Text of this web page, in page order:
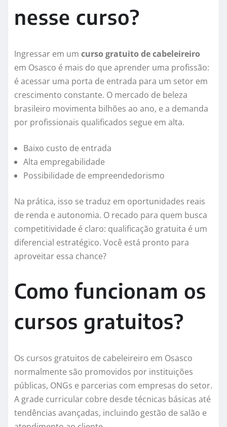
nesse curso?
Ingressar em um curso gratuito de cabeleireiro
em Osasco é mais do que aprender uma profissão:
é acessar uma porta de entrada para um setor em
crescimento constante. O mercado de beleza
brasileiro movimenta bilhões ao ano, e a demanda
por profissionais qualificados segue em alta.
Baixo custo de entrada
Alta empregabilidade
Possibilidade de empreendedorismo
Na prática, isso se traduz em oportunidades reais
de renda e autonomia. O recado para quem busca
competitividade é claro: qualificação gratuita é um
diferencial estratégico. Você está pronto para
aproveitar essa chance?
Como funcionam os
cursos gratuitos?
Os cursos gratuitos de cabeleireiro em Osasco
normalmente são promovidos por instituições
públicas, ONGs e parcerias com empresas do setor.
A grade curricular cobre desde técnicas básicas até
tendências avançadas, incluindo gestão de salão e